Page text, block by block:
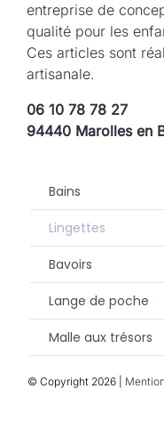
entreprise de
qualité pour les
Ces articles sont
artisanale.
06 10 78 78 27
94440 Marolles en
Bains
Lingettes
Bavoirs
Lange de poche
Malle aux trésors
© Copyright 2026 |